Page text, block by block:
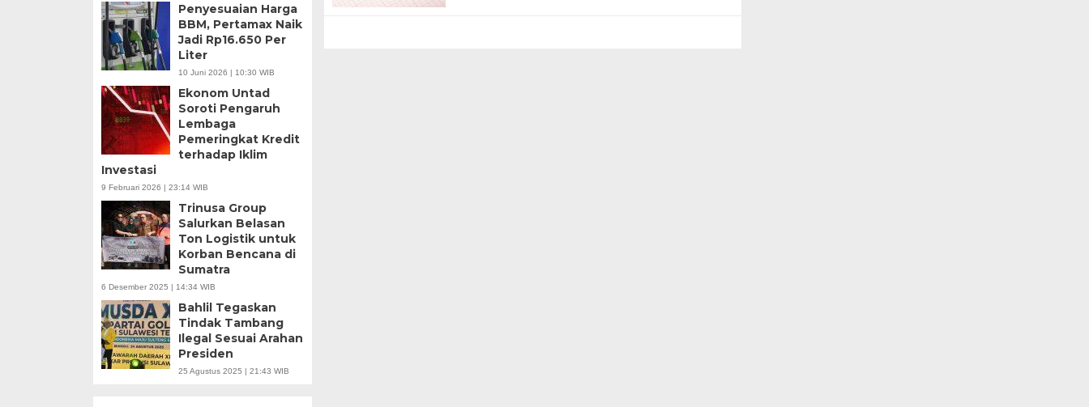
Penyesuaian Harga
BBM, Pertamax Naik
Jadi Rp16.650 Per
Liter
10 Juni 2026 | 10:30 WIB
Ekonom Untad
Soroti Pengaruh
Lembaga
Pemeringkat Kredit
terhadap Iklim
Investasi
9 Februari 2026 | 23:14 WIB
Trinusa Group
Salurkan Belasan
Ton Logistik untuk
Korban Bencana di
Sumatra
6 Desember 2025 | 14:34 WIB
Bahlil Tegaskan
Tindak Tambang
Ilegal Sesuai Arahan
Presiden
25 Agustus 2025 | 21:43 WIB